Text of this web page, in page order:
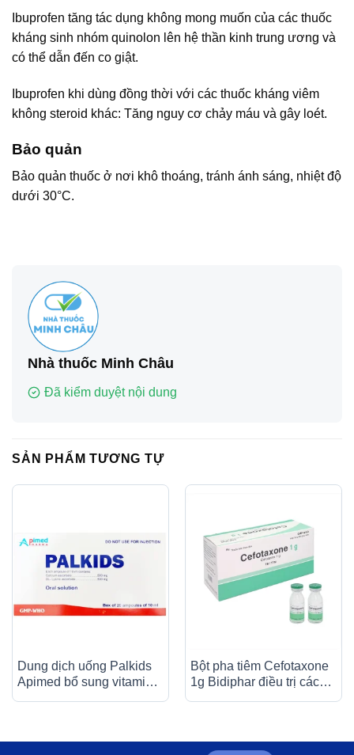
Ibuprofen tăng tác dụng không mong muốn của các thuốc
kháng sinh nhóm quinolon lên hệ thần kinh trung ương và
có thể dẫn đến co giật.
Ibuprofen khi dùng đồng thời với các thuốc kháng viêm
không steroid khác: Tăng nguy cơ chảy máu và gây loét.
Bảo quản
Bảo quản thuốc ở nơi khô thoáng, tránh ánh sáng, nhiệt độ
dưới 30°C.
Nhà thuốc Minh Châu
Đã kiểm duyệt nội dung
SẢN PHẨM TƯƠNG TỰ
Dung dịch uống Palkids
Apimed bổ sung vitamin,
Bột pha tiêm Cefotaxone
1g Bidiphar điều trị các